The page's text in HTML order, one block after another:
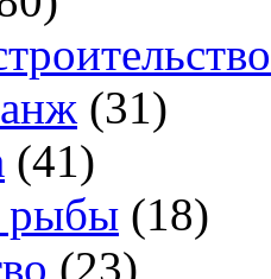
(31)
(41)
рыбы (18)
(23)